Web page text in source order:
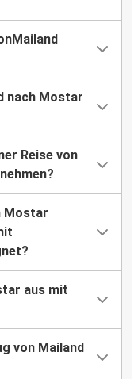
nach Mostar
Reise von
Mostar
aus mit
von Mailand